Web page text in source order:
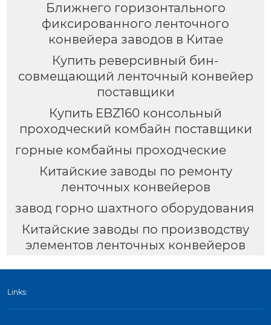
Ближнего горизонтального
фиксированного ленточного
конвейера заводов в Китае
Купить реверсивный бин-
совмещающий ленточный конвейер
поставщики
Купить EBZ160 консольный
проходческий комбайн поставщики
горные комбайны проходческие
Китайские заводы по ремонту
ленточных конвейеров
завод горно шахтного оборудования
Китайские заводы по производству
элементов ленточных конвейеров
Links: